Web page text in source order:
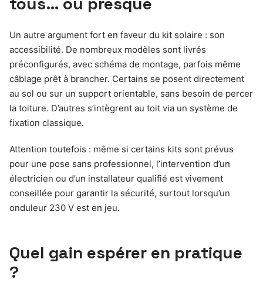
Un autre argument fort en faveur du kit solaire : son
accessibilité. De nombreux modèles sont livrés
préconfigurés, avec schéma de montage, parfois même
câblage prêt à brancher. Certains se posent directement
au sol ou sur un support orientable, sans besoin de percer
la toiture. D’autres s’intègrent au toit via un système de
fixation classique.
Attention toutefois : même si certains kits sont prévus
pour une pose sans professionnel, l’intervention d’un
électricien ou d’un installateur qualifié est vivement
conseillée pour garantir la sécurité, surtout lorsqu’un
onduleur 230 V est en jeu.
Quel gain espérer en pratique
?